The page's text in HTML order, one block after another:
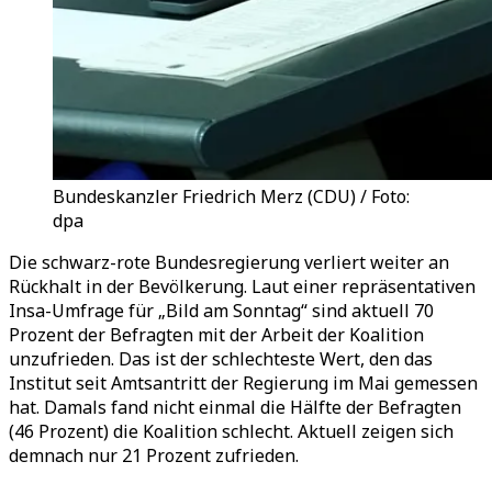
Bundeskanzler Friedrich Merz (CDU) / Foto:
dpa
Die schwarz-rote Bundesregierung verliert weiter an
Rückhalt in der Bevölkerung. Laut einer repräsentativen
Insa-Umfrage für „Bild am Sonntag“ sind aktuell 70
Prozent der Befragten mit der Arbeit der Koalition
unzufrieden. Das ist der schlechteste Wert, den das
Institut seit Amtsantritt der Regierung im Mai gemessen
hat. Damals fand nicht einmal die Hälfte der Befragten
(46 Prozent) die Koalition schlecht. Aktuell zeigen sich
demnach nur 21 Prozent zufrieden.